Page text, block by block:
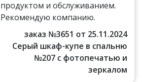
продуктом и обслуживанием.
Рекомендую компанию.
заказ №3651 от 25.11.2024
Серый шкаф-купе в спальню
№207 с фотопечатью и
зеркалом